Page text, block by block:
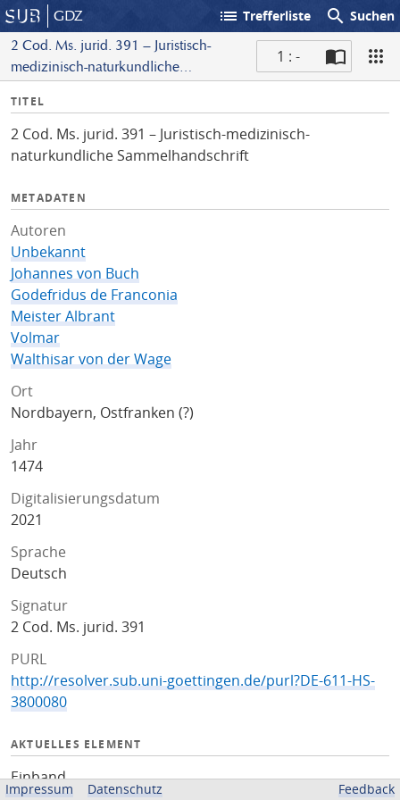
GDZ list Trefferliste search Suchen
2 Cod. Ms. jurid. 391 – Juristisch-
medizinisch-naturkundliche
1 : -
I
f
o
TITEL
2 Cod. Ms. jurid. 391 – Juristisch-medizinisch-
naturkundliche Sammelhandschrift
METADATEN
Autoren
Unbekannt
Johannes von Buch
Godefridus de Franconia
Meister Albrant
Volmar
Walthisar von der Wage
Ort
Nordbayern, Ostfranken (?)
Jahr
1474
Digitalisierungsdatum
2021
Sprache
Deutsch
Signatur
2 Cod. Ms. jurid. 391
PURL
http://resolver.sub.uni-goettingen.de/purl?DE-611-HS-
3800080
AKTUELLES ELEMENT
Einband
Impressum Datenschutz Feedback